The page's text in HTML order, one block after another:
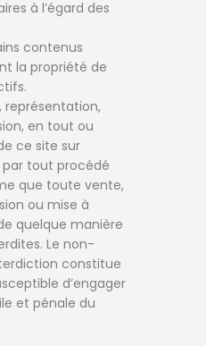
à l’égard des
contenus
la propriété de
représentation,
en tout ou
ce site sur
tout procédé
que toute vente,
ou mise à
quelque manière
Le non-
constitue
d’engager
et pénale du